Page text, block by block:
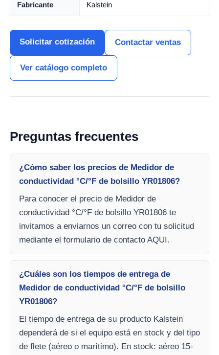
Fabricante Kalstein
Solicitar cotización Contactar ventas
Ver catálogo completo
Preguntas frecuentes
¿Cómo saber los precios de Medidor de
conductividad °C/°F de bolsillo YR01806?
Para conocer el precio de Medidor de
conductividad °C/°F de bolsillo YR01806 te
invitamos a enviarnos un correo con tu solicitud
mediante el formulario de contacto AQUI.
¿Cuáles son los tiempos de entrega de
Medidor de conductividad °C/°F de bolsillo
YR01806?
El tiempo de entrega de su producto Kalstein
dependerá de si el equipo está en stock y del tipo
de flete (aéreo o marítimo). En stock: aéreo 15-